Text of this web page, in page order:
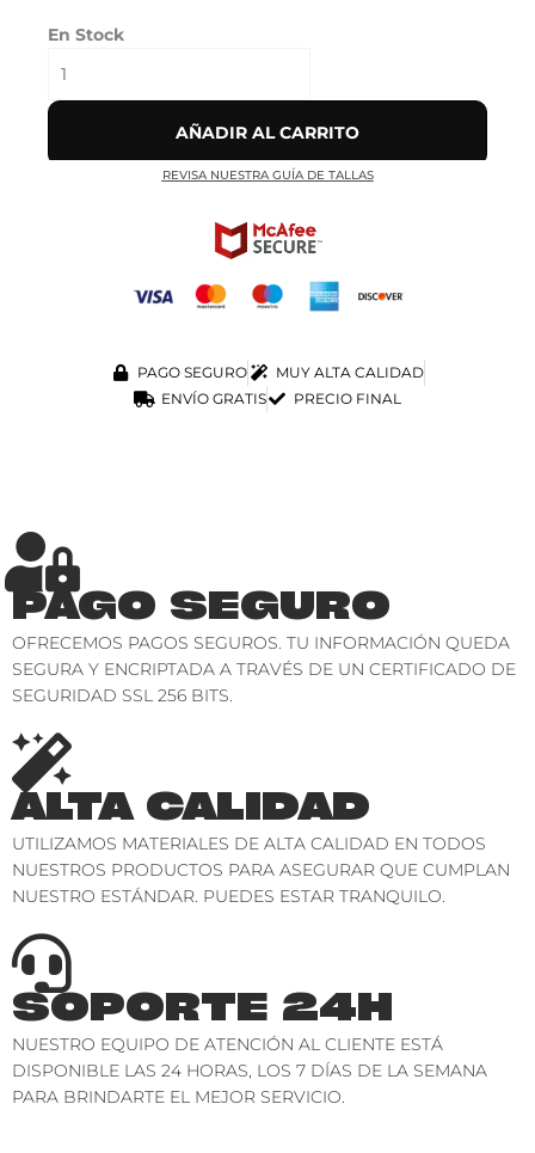
En Stock
AÑADIR AL CARRITO
REVISA NUESTRA GUÍA DE TALLAS
PAGO SEGURO
MUY ALTA CALIDAD
ENVÍO GRATIS
PRECIO FINAL
PAGO SEGURO
OFRECEMOS PAGOS SEGUROS. TU INFORMACIÓN QUEDA
SEGURA Y ENCRIPTADA A TRAVÉS DE UN CERTIFICADO DE
SEGURIDAD SSL 256 BITS.
ALTA CALIDAD
UTILIZAMOS MATERIALES DE ALTA CALIDAD EN TODOS
NUESTROS PRODUCTOS PARA ASEGURAR QUE CUMPLAN
NUESTRO ESTÁNDAR. PUEDES ESTAR TRANQUILO.
SOPORTE 24H
NUESTRO EQUIPO DE ATENCIÓN AL CLIENTE ESTÁ
DISPONIBLE LAS 24 HORAS, LOS 7 DÍAS DE LA SEMANA
PARA BRINDARTE EL MEJOR SERVICIO.